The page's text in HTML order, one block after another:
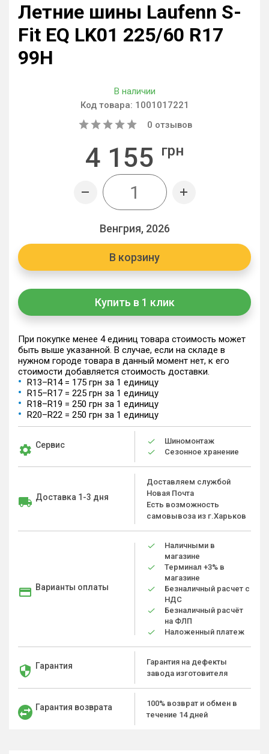
Летние шины Laufenn S-
Fit EQ LK01 225/60 R17
99H
В наличии
Код товара: 1001017221
0 отзывов
4 155 грн
Венгрия, 2026
В корзину
Купить в 1 клик
При покупке менее 4 единиц товара стоимость может
быть выше указанной. В случае, если на складе в
нужном городе товара в данный момент нет, к его
стоимости добавляется стоимость доставки.
R13–R14 = 175 грн за 1 единицу
R15–R17 = 225 грн за 1 единицу
R18–R19 = 250 грн за 1 единицу
R20–R22 = 250 грн за 1 единицу
Сервис
Шиномонтаж
Сезонное хранение
Доставка 1-3 дня
Доставляем службой
Новая Почта
Есть возможность
самовывоза из г.Харьков
Варианты оплаты
Наличными в
магазине
Терминал +3% в
магазине
Безналичный расчет с
НДС
Безналичный расчёт
на ФЛП
Наложенный платеж
Гарантия
Гарантия на дефекты
завода изготовителя
Гарантия возврата
100% возврат и обмен в
течение 14 дней